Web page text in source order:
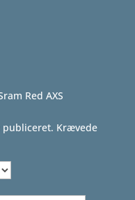
Red AXS
publiceret. Krævede